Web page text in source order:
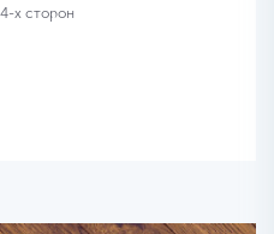
х сторон